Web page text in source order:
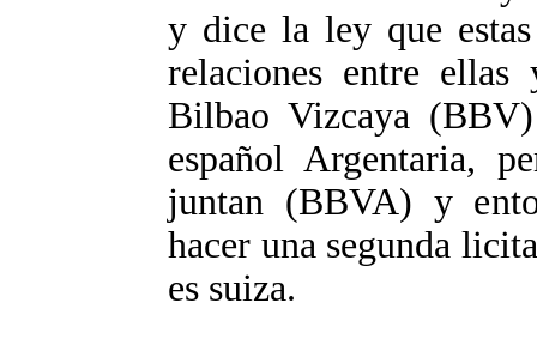
y dice la ley que
relaciones entre
Bilbao Vizcaya
español Argentaria,
juntan (BBVA) y
hacer una segunda
es suiza.